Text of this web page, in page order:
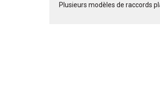
Plusieurs modèles de raccords